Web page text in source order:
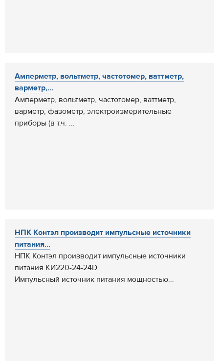
Амперметр, вольтметр, частотомер, ваттметр,
варметр,...
Амперметр, вольтметр, частотомер, ваттметр,
варметр, фазометр, электроизмерительные
приборы (в т.ч. ...
НПК Контэл производит импульсные источники
питания...
НПК Контэл производит импульсные источники
питания КИ220-24-24D
Импульсный источник питания мощностью...